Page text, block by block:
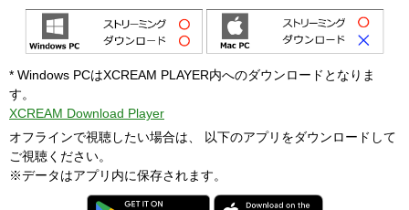
* Windows PCはXCREAM PLAYER内へのダウンロードとなりま
す。
XCREAM Download Player
オフラインで視聴したい場合は、 以下のアプリをダウンロードして
ご視聴ください。
※データはアプリ内に保存されます。